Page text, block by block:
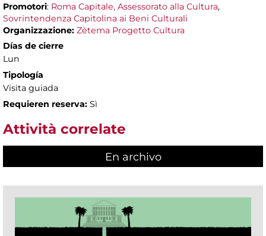
Promotori: Roma Capitale, Assessorato alla Cultura,
Sovrintendenza Capitolina ai Beni Culturali
Organizzazione: Zètema Progetto Cultura
Días de cierre
Lun
Tipología
Visita guiada
Requieren reserva: Sì
Attività correlate
En archivo